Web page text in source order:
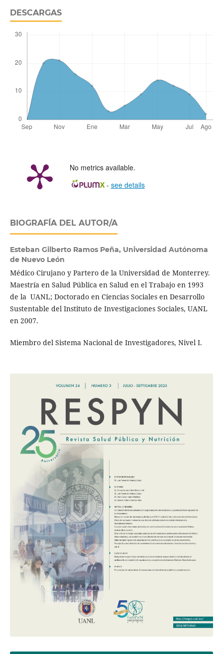
DESCARGAS
No metrics available.
- see details
BIOGRAFÍA DEL AUTOR/A
Esteban Gilberto Ramos Peña, Universidad Autónoma
de Nuevo León
Médico Cirujano y Partero de la Universidad de Monterrey.
Maestría en Salud Pública en Salud en el Trabajo en 1993
de la UANL; Doctorado en Ciencias Sociales en Desarrollo
Sustentable del Instituto de Investigaciones Sociales, UANL
en 2007.
Miembro del Sistema Nacional de Investigadores, Nivel I.